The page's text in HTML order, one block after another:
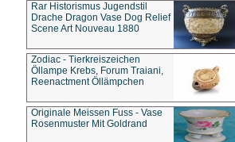
Rar Historismus Jugendstil
Drache Dragon Vase Dog Relief
Scene Art Nouveau 1880
Zodiac - Tierkreiszeichen
Öllampe Krebs, Forum Traiani,
Reenactment Öllämpchen
Originale Meissen Fuss - Vase
Rosenmuster Mit Goldrand